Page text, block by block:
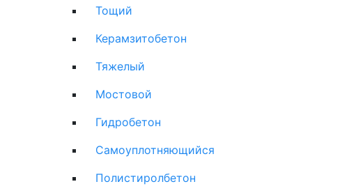
Тощий
Керамзитобетон
Тяжелый
Мостовой
Гидробетон
Самоуплотняющийся
Полистиролбетон